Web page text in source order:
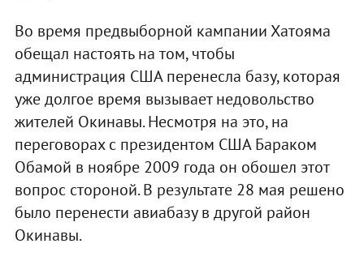
Во время предвыборной кампании Хатояма
обещал настоять на том, чтобы
администрация США перенесла базу, которая
уже долгое время вызывает недовольство
жителей Окинавы. Несмотря на это, на
переговорах с президентом США Бараком
Обамой в ноябре 2009 года он обошел этот
вопрос стороной. В результате 28 мая решено
было перенести авиабазу в другой район
Окинавы.